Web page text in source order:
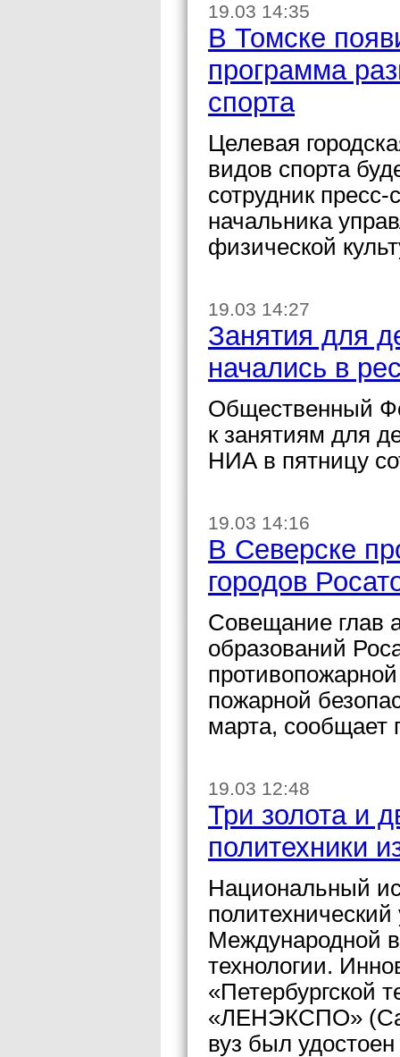
19.03 14:35
В Томске
программа
спорта
Целевая
видов спорта
сотрудник
начальника
физической
19.03 14:27
Занятия для
начались в
Общественный
к занятиям для
НИА в пятницу
19.03 14:16
В Северске
городов
Совещание глав
образований
пожарной
марта, сообщает
19.03 12:48
Три золота и
политехники
Национальный
Международной
технологии.
«Петербургской
«ЛЕНЭКСПО»
вуз был